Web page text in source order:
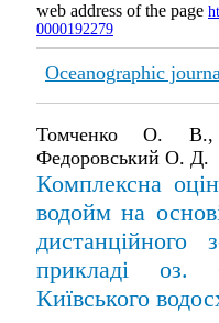
web address of the page
0000192279
Oceanographic
Томченко О. В.,
Федоровський О. Д.
Комплексна
водойм на
дистанційного
прикладі оз.
Київського